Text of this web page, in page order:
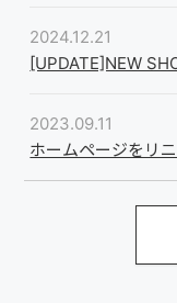
2024.12.21
[UPDATE]NEW
2023.09.11
ホームページをリ